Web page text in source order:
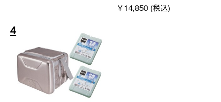
￥14,850 (税込)
4